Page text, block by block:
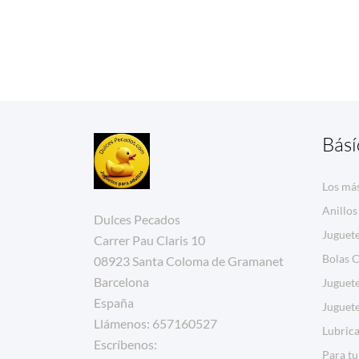
Dulces Pecados
Carrer Pau Claris 10
08923 Santa Coloma de Gramanet
Barcelona
España
Llámenos: 657160527
Escríbenos:
Los
Anillos
Bolas
Para